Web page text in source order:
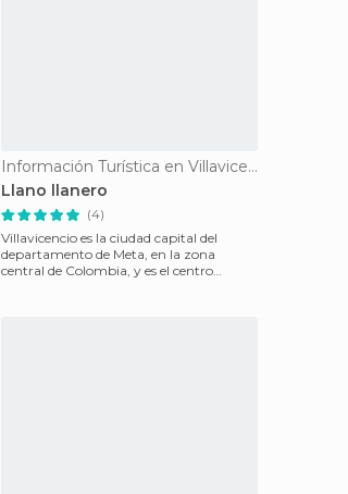
Información Turística en Villavicencio
Llano llanero
(4)
Villavicencio es la ciudad capital del
departamento de Meta, en la zona
central de Colombia, y es el centro